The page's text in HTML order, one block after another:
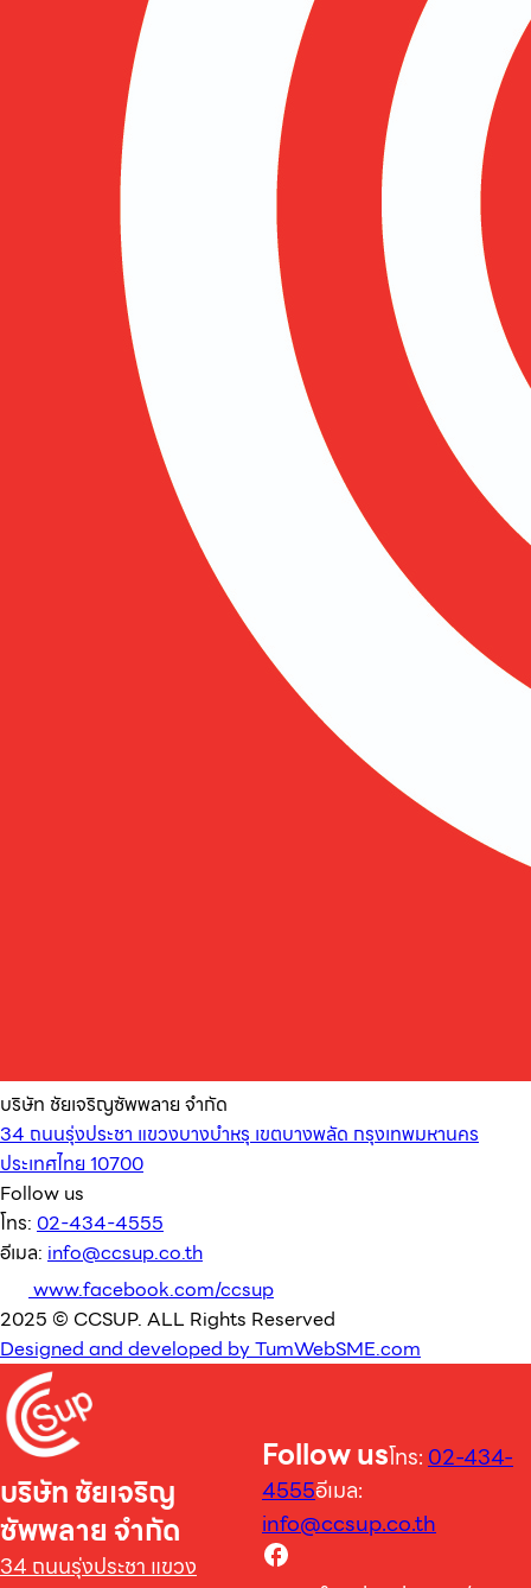
บริษัท ชัยเจริญซัพพลาย จำกัด
34 ถนนรุ่งประชา แขวงบางบำหรุ เขตบางพลัด กรุงเทพมหานคร
ประเทศไทย 10700
Follow us
โทร: 02-434-4555
อีเมล: info@ccsup.co.th
www.facebook.com/ccsup
2025 © CCSUP. ALL Rights Reserved
Designed and developed by TumWebSME.com
บริษัท ชัยเจริญ
ซัพพลาย จำกัด
34 ถนนรุ่งประชา แขวง
Follow usโทร:02-434-
4555อีเมล:
info@ccsup.co.th